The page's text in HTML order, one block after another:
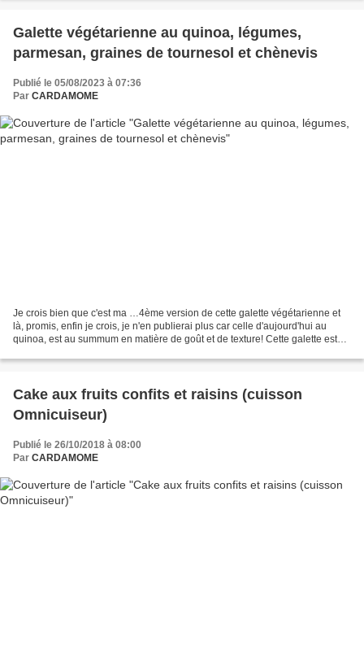
Galette végétarienne au quinoa, légumes,
parmesan, graines de tournesol et chènevis
Publié le 05/08/2023 à 07:36
Par CARDAMOME
Je crois bien que c'est ma …4ème version de cette galette végétarienne et
là, promis, enfin je crois, je n'en publierai plus car celle d'aujourd'hui au
quinoa, est au summum en matière de goût et de texture! Cette galette est
Cake aux fruits confits et raisins (cuisson
Omnicuiseur)
Publié le 26/10/2018 à 08:00
Par CARDAMOME